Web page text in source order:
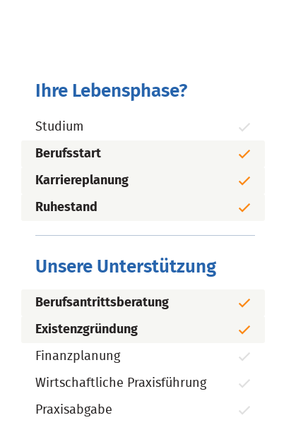
Ihre Lebensphase?
Studium
Berufsstart
Karriereplanung
Ruhestand
Unsere Unterstützung
Berufsantrittsberatung
Existenzgründung
Finanzplanung
Wirtschaftliche Praxisführung
Praxisabgabe